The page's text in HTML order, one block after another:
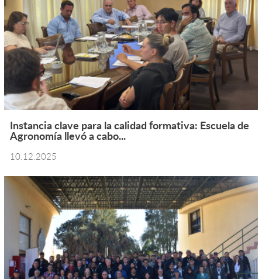
Instancia clave para la calidad formativa: Escuela de
Agronomía llevó a cabo...
10.12.2025